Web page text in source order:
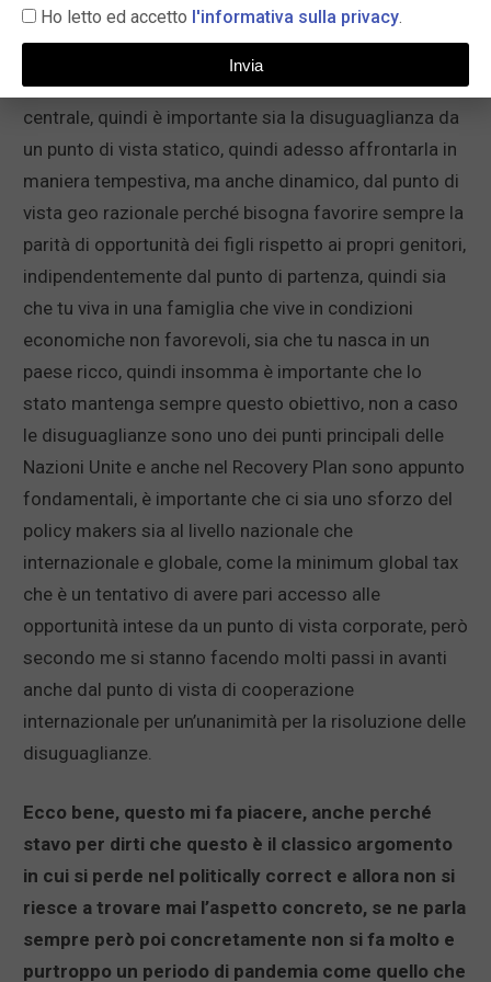
paesi in cui c’è maggiore disuguaglianza, la gente
paga meno le tasse per esempio e si creano tanti
problemi sociali che vanno risolti da un punto di vita
centrale, quindi è importante sia la disuguaglianza da
un punto di vista statico, quindi adesso affrontarla in
maniera tempestiva, ma anche dinamico, dal punto di
vista geo razionale perché bisogna favorire sempre la
parità di opportunità dei figli rispetto ai propri genitori,
indipendentemente dal punto di partenza, quindi sia
che tu viva in una famiglia che vive in condizioni
economiche non favorevoli, sia che tu nasca in un
paese ricco, quindi insomma è importante che lo
stato mantenga sempre questo obiettivo, non a caso
le disuguaglianze sono uno dei punti principali delle
Nazioni Unite e anche nel Recovery Plan sono appunto
fondamentali, è importante che ci sia uno sforzo del
policy makers sia al livello nazionale che
internazionale e globale, come la minimum global tax
che è un tentativo di avere pari accesso alle
opportunità intese da un punto di vista corporate, però
secondo me si stanno facendo molti passi in avanti
anche dal punto di vista di cooperazione
internazionale per un’unanimità per la risoluzione delle
disuguaglianze.
Ecco bene, questo mi fa piacere, anche perché
stavo per dirti che questo è il classico argomento
in cui si perde nel politically correct e allora non si
riesce a trovare mai l’aspetto concreto, se ne parla
sempre però poi concretamente non si fa molto e
purtroppo un periodo di pandemia come quello che
Ho letto ed accetto l'informativa sulla privacy.
Invia